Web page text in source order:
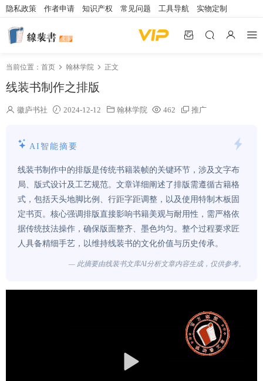
隐私政策 作者申请 知识产权 常见问题 工具导航 实物定制
当前位置： 首页 翰林学院 正文
线装书制作之排版
徽庐书社 2024-12-12 翰林学院 462 推广
AI智能摘要
线装书制作中的排版是传统书籍装帧的关键环节，涉及文字布
局、版式设计及工艺规范。文章详细阐述了排版需遵循古籍格
式，包括天头地脚比例、行距字距调整，以及使用特制木板固
定书页。核心强调排版直接影响书籍美观与耐用性，需严格依
据传统技法操作，确保版面整齐、墨色均匀。整个过程要求匠
人具备精细手艺，以维持线装书的文化价值与历史传承。
— 此摘要由线装书文库AI分析文章内容生成，仅供参考。